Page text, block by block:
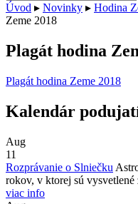
Úvod ▸ Novinky ▸ Hodina
Zeme 2018
Plagát hodina
Plagát hodina Zeme 2018
Kalendár
Aug
11
Rozprávanie o Slniečku
rokov, v ktorej sú vysvetlené
viac info